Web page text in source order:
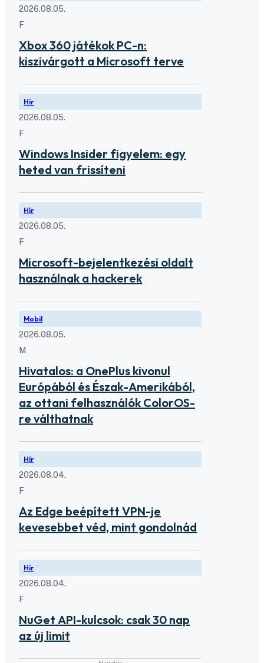
2026.08.05.
F
Xbox 360 játékok PC-n:
kiszivárgott a Microsoft terve
Hír
2026.08.05.
F
Windows Insider figyelem: egy
heted van frissíteni
Hír
2026.08.05.
F
Microsoft-bejelentkezési oldalt
használnak a hackerek
Mobil
2026.08.05.
M
Hivatalos: a OnePlus kivonul
Európából és Észak-Amerikából,
az ottani felhasználók ColorOS-
re válthatnak
Hír
2026.08.04.
F
Az Edge beépített VPN-je
kevesebbet véd, mint gondolnád
Hír
2026.08.04.
F
NuGet API-kulcsok: csak 30 nap
az új limit